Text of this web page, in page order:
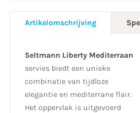
Artikelomschrijving
Seltmann Liberty Mediterraan
servies biedt een unieke
combinatie van tijdloze
elegantie en mediterrane flair.
Het oppervlak is uitgevoerd